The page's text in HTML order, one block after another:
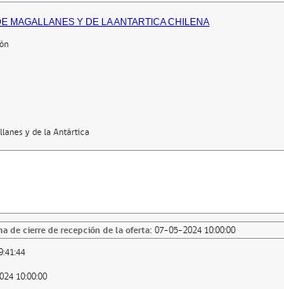
MAGALLANES Y DE LA ANTARTICA CHILENA
y de la Antártica
de cierre de recepción de la oferta: 07-05-2024 10:00:00
10:00:00